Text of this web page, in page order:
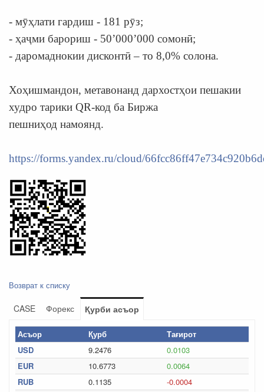
- мӯҳлати гардиш - 181 рӯз;
- ҳаҷми барориш - 50’000’000 сомонӣ;
- даромаднокии дисконтӣ – то 8,0% солона.
Хоҳишмандон, метавонанд дархостҳои пешакии
худро тарики QR-код ба Биржа
пешниҳод намоянд.
https://forms.yandex.ru/cloud/
Возврат к списку
CASE Форекс Қурби асъор
Асъор Қурб
Тағирот
USD
9.2476
0.0103
EUR
10.6773
0.0064
RUB
0.1135
-0.0004